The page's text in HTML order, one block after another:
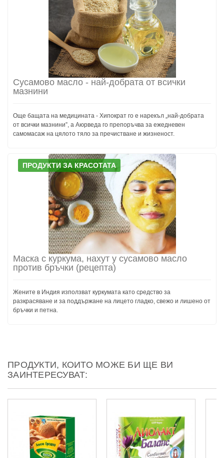
Сусамово масло - най-добрата от всички
мазнини
Още бащата на медицината - Хипократ го е нарекъл „най-добрата
от всички мазнини”, а Аюрведа го препоръчва за ежедневен
самомасаж на цялото тяло за пречистване и жизненост.
ПРОДУКТИ ЗА КРАСОТАТА
Маска с куркума, нахут у сусамово масло
против бръчки (рецепта)
Жените в Индия използват куркумата като средство за
разкрасяване и за поддържане на лицето гладко, свежо и лишено от
бръчки и петна.
ПРОДУКТИ, КОИТО МОЖЕ БИ ЩЕ ВИ
ЗАИНТЕРЕСУВАТ: